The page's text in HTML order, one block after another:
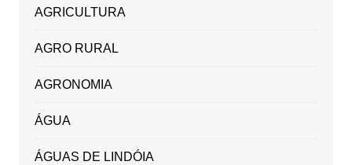
AGRICULTURA
AGRO RURAL
AGRONOMIA
ÁGUA
ÁGUAS DE LINDÓIA